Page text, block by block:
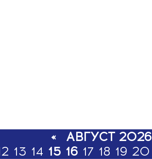
АВГУСТ 2026
«
13 14 15 16 17 18 19 20